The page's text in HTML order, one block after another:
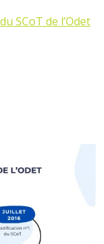
SCoT de l’Odet